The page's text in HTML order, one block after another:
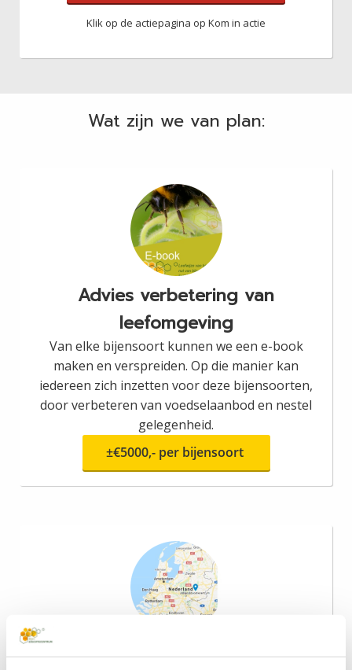
Klik op de actiepagina op Kom in actie
Wat zijn we van plan:
Advies verbetering van
leefomgeving
Van elke bijensoort kunnen we een e-book
maken en verspreiden. Op die manier kan
iedereen zich inzetten voor deze bijensoorten,
door verbeteren van voedselaanbod en nestel
gelegenheid.
±€5000,- per bijensoort
Monitoring en